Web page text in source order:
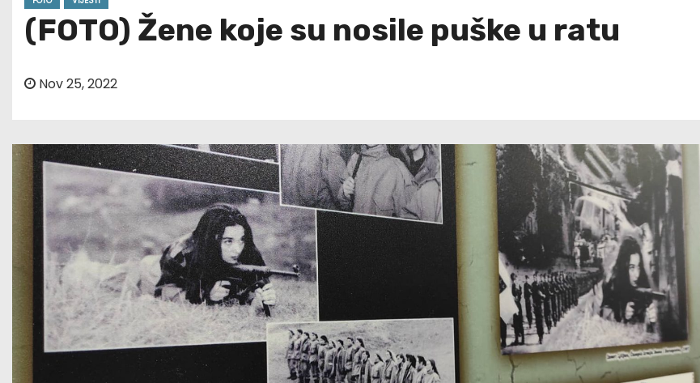
(FOTO) Žene koje su nosile puške u ratu
Nov 25, 2022